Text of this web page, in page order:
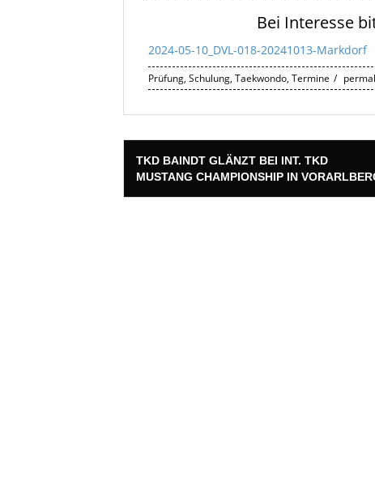
Bei Interesse
2024-05-10_DVL-018-20241013-Markdorf
Prüfung, Schulung, Taekwondo, Termine
Post
navigation
TKD BAINDT GLÄNZT BEI INT. TKD
MUSTANG CHAMPIONSHIP IN